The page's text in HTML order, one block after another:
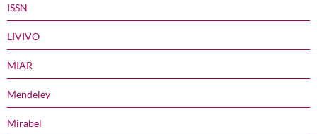
ISSN
LIVIVO
MIAR
Mendeley
Mirabel